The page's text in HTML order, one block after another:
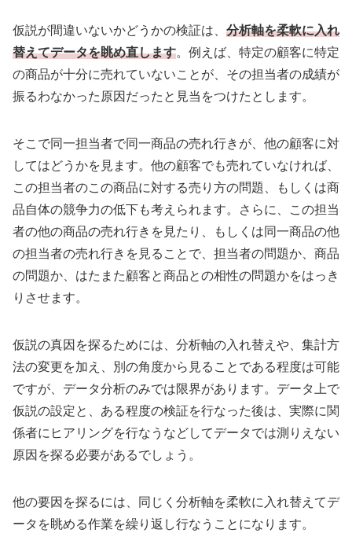
仮説が間違いないかどうかの検証は、 分析軸を柔軟に入れ
替えてデータを眺め直します。例えば、特定の顧客に特定
の商品が十分に売れていないことが、その担当者の成績が
振るわなかった原因だったと見当をつけたとします。
そこで同一担当者で同一商品の売れ行きが、他の顧客に対
してはどうかを見ます。他の顧客でも売れていなければ、
この担当者のこの商品に対する売り方の問題、もしくは商
品自体の競争力の低下も考えられます。さらに、この担当
者の他の商品の売れ行きを見たり、もしくは同一商品の他
の担当者の売れ行きを見ることで、担当者の問題か、商品
の問題か、はたまた顧客と商品との相性の問題かをはっき
りさせます。
仮説の真因を探るためには、分析軸の入れ替えや、集計方
法の変更を加え、別の角度から見ることである程度は可能
ですが、データ分析のみでは限界があります。データ上で
仮説の設定と、ある程度の検証を行なった後は、実際に関
係者にヒアリングを行なうなどしてデータでは測りえない
原因を探る必要があるでしょう。
他の要因を探るには、同じく分析軸を柔軟に入れ替えてデ
ータを眺める作業を繰り返し行なうことになります。